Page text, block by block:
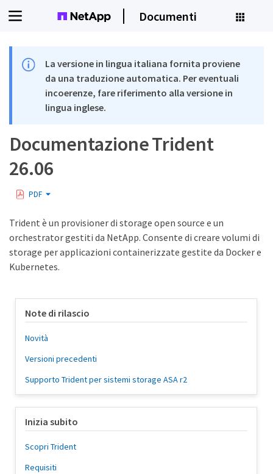
Documenti
La versione in lingua italiana fornita proviene
da una traduzione automatica. Per eventuali
incoerenze, fare riferimento alla versione in
lingua inglese.
Documentazione Trident
26.06
PDF
Trident è un provisioner di storage open source e un
orchestrator gestiti da NetApp. Consente di creare volumi di
storage per applicazioni containerizzate gestite da Docker e
Kubernetes.
Note di rilascio
Novità
Versioni precedenti
Supporto Trident per sistemi storage ASA r2
Inizia subito
Scopri Trident
Requisiti